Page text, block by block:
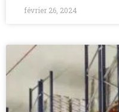
février 26, 2024